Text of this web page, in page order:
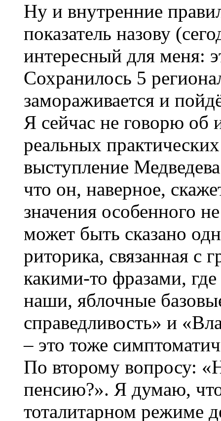
Ну и внутренние
показатель назову
интересный для меня:
Сохранилось 5
замораживается и
Я сейчас не говорю об
реальных
выступление
что он, наверное,
значения особенного
может быть сказано
риторика, связанная с
какими-то фразами,
наши, яблочные
справедливость» и
– это тоже
По второму вопросу:
пенсию?». Я думаю,
тоталитарном режиме